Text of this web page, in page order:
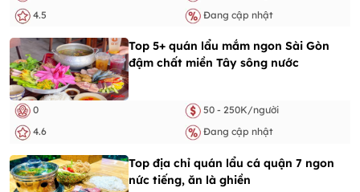
4.5
Đang cập nhật
Top 5+ quán lẩu mắm ngon Sài Gòn
đậm chất miền Tây sông nước
0
50 - 250K/người
4.6
Đang cập nhật
Top địa chỉ quán lẩu cá quận 7 ngon
nức tiếng, ăn là ghiền